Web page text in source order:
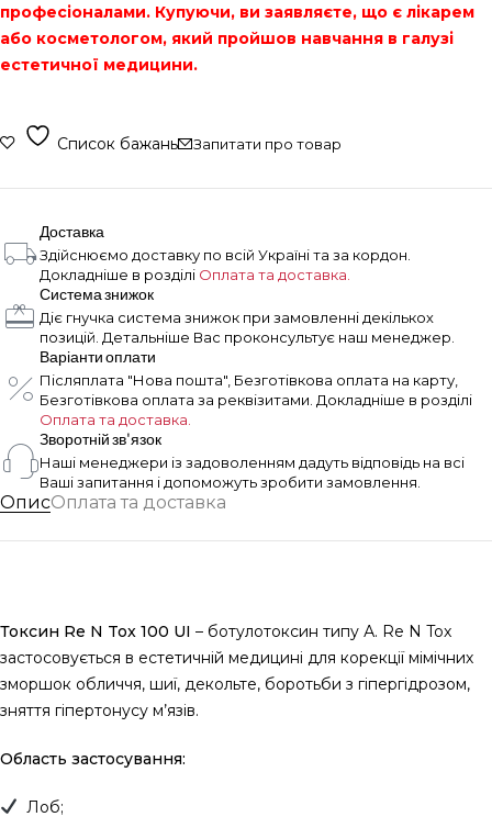
професіоналами. Купуючи, ви заявляєте, що є лікарем
або косметологом, який пройшов навчання в галузі
естетичної медицини.
Список бажань Запитати про товар
Доставка
Здійснюємо доставку по всій Україні та за кордон.
Докладніше в розділі Оплата та доставка.
Система знижок
Діє гнучка система знижок при замовленні декількох
позицій. Детальніше Вас проконсультує наш менеджер.
Варіанти оплати
Післяплата "Нова пошта", Безготівкова оплата на карту,
Безготівкова оплата за реквізитами. Докладніше в розділі
Оплата та доставка.
Зворотній зв'язок
Наші менеджери із задоволенням дадуть відповідь на всі
Ваші запитання і допоможуть зробити замовлення.
ОписОплата та доставка
Токсин Re N Tox 100 UI – ботулотоксин типу А. Re N Tox
застосовується в естетичній медицині для корекції мімічних
зморшок обличчя, шиї, декольте, боротьби з гіпергідрозом,
зняття гіпертонусу м’язів.
Область застосування:
Лоб;